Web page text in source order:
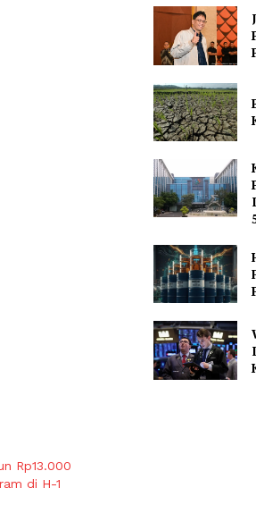
Rp13.000
di H-1